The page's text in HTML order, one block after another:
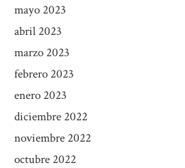
mayo 2023
abril 2023
marzo 2023
febrero 2023
enero 2023
diciembre 2022
noviembre 2022
octubre 2022